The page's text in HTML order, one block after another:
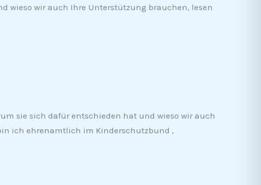
wieso wir auch Ihre Unterstützung brauchen, lesen
sie sich dafür entschieden hat und wieso wir auch
ich ehrenamtlich im Kinderschutzbund ,